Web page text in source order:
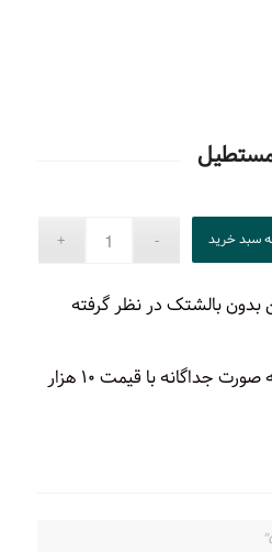
سبد خرید
بالشتک در نظر گرفته
بالشتک کوسن مستطیل به صورت جداگانه با قیمت ۱۰ هزار